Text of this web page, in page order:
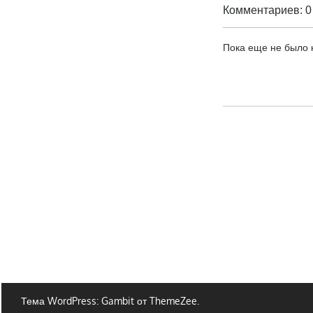
Комментариев: 0
Пока еще не было
Тема WordPress: Gambit от ThemeZee.